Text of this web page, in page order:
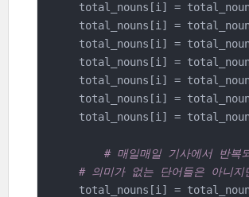
total_nouns[i] =
total_nouns[i] =
total_nouns[i] =
total_nouns[i] =
total_nouns[i] =
total_nouns[i] =
total_nouns[i] =
# 매일매일 기사에서 반복
# 의미가 없는 단어들은 아니
total_nouns[i] =